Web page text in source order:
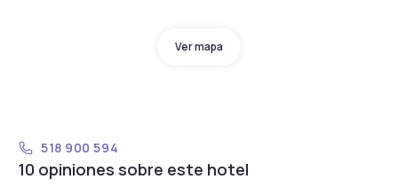
Ver mapa
518 900 594
10 opiniones sobre este hotel